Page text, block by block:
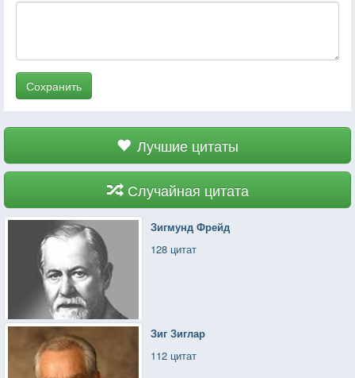
Сохранить
Лучшие цитаты
Случайная цитата
Зигмунд Фрейд
128 цитат
Зиг Зиглар
112 цитат